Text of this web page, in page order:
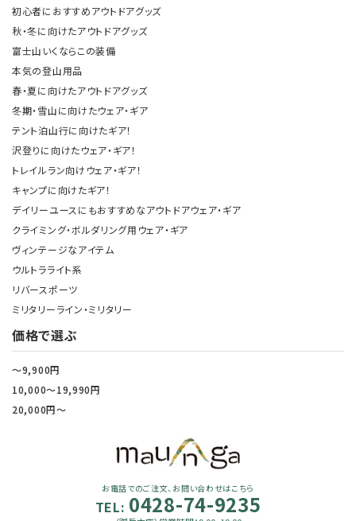
初心者におすすめアウトドアグッズ
秋・冬に向けたアウトドアグッズ
富士山いくならこの装備
本気の登山用品
春・夏に向けたアウトドアグッズ
冬期・雪山に向けたウェア・ギア
テント泊山行に向けたギア！
沢登りに向けたウェア・ギア！
トレイルラン向けウェア・ギア！
キャンプに向けたギア！
デイリーユースにもおすすめなアウトドアウェア・ギア
クライミング・ボルダリング用ウェア・ギア
ヴィンテージなアイテム
ウルトラライト系
リバースポーツ
ミリタリーライン・ミリタリー
価格で選ぶ
～9,900円
10,000～19,990円
20,000円～
お電話でのご注文、お問い合わせはこちら
TEL: 0428-74-9235